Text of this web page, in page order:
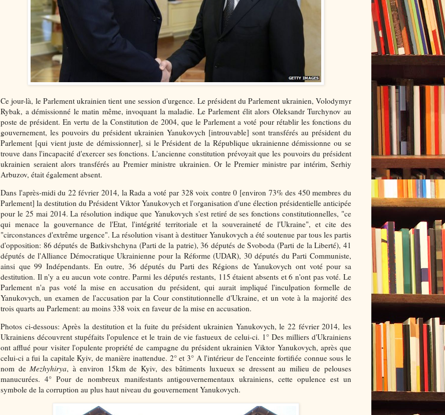
Ce jour-là, le Parlement ukrainien tient une session d'urgence. Le président du Parlement ukrainien, Volodymyr
Rybak, a démissionné le matin même, invoquant la maladie. Le Parlement élit alors Oleksandr Turchynov au
poste de président. En vertu de la Constitution de 2004, que le Parlement a voté pour rétablir les fonctions du
gouvernement, les pouvoirs du président ukrainien Yanukovych [introuvable] sont transférés au président du
Parlement [qui vient juste de démissionner], si le Président de la République ukrainienne démissionne ou se
trouve dans l'incapacité d'exercer ses fonctions. L'ancienne constitution prévoyait que les pouvoirs du président
ukrainien seraient alors transférés au Premier ministre ukrainien. Or le Premier ministre par intérim, Serhiy
Arbuzov, était également absent.
Dans l'après-midi du 22 février 2014, la Rada a voté par 328 voix contre 0 [environ 73% des 450 membres du
Parlement] la destitution du Président Viktor Yanukovych et l'organisation d'une élection présidentielle anticipée
pour le 25 mai 2014. La résolution indique que Yanukovych s'est retiré de ses fonctions constitutionnelles, "ce
qui menace la gouvernance de l'Etat, l'intégrité territoriale et la souveraineté de l'Ukraine", et cite des
"circonstances d'extrême urgence". La résolution visant à destituer Yanukovych a été soutenue par tous les partis
d'opposition: 86 députés de Batkivshchyna (Parti de la patrie), 36 députés de Svoboda (Parti de la Liberté), 41
députés de l'Alliance Démocratique Ukrainienne pour la Réforme (UDAR), 30 députés du Parti Communiste,
ainsi que 99 Indépendants. En outre, 36 députés du Parti des Régions de Yanukovych ont voté pour sa
destitution. Il n'y a eu aucun vote contre. Parmi les députés restants, 115 étaient absents et 6 n'ont pas voté. Le
Parlement n'a pas voté la mise en accusation du président, qui aurait impliqué l'inculpation formelle de
Yanukovych, un examen de l'accusation par la Cour constitutionnelle d'Ukraine, et un vote à la majorité des
trois quarts au Parlement: au moins 338 voix en faveur de la mise en accusation.
Photos ci-dessous: Après la destitution et la fuite du président ukrainien Yanukovych, le 22 février 2014, les
Ukrainiens découvrent stupéfaits l'opulence et le train de vie fastueux de celui-ci. 1° Des milliers d'Ukrainiens
ont afflué pour visiter l'opulente propriété de campagne du président ukrainien Viktor Yanukovych, après que
celui-ci a fui la capitale Kyiv, de manière inattendue. 2° et 3° A l'intérieur de l'enceinte fortifiée connue sous le
nom deMezhyhirya, à environ 15km de Kyiv, des bâtiments luxueux se dressent au milieu de pelouses
manucurées. 4° Pour de nombreux manifestants antigouvernementaux ukrainiens, cette opulence est un
symbole de la corruption au plus haut niveau du gouvernement Yanukovych.